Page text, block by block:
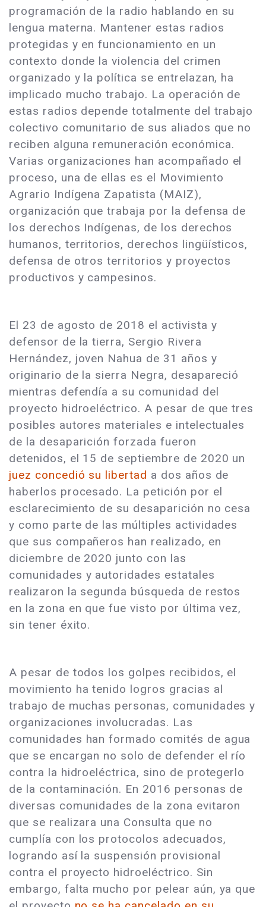
programación de la radio hablando en su
lengua materna. Mantener estas radios
protegidas y en funcionamiento en un
contexto donde la violencia del crimen
organizado y la política se entrelazan, ha
implicado mucho trabajo. La operación de
estas radios depende totalmente del trabajo
colectivo comunitario de sus aliados que no
reciben alguna remuneración económica.
Varias organizaciones han acompañado el
proceso, una de ellas es el Movimiento
Agrario Indígena Zapatista (MAIZ),
organización que trabaja por la defensa de
los derechos Indígenas, de los derechos
humanos, territorios, derechos lingüísticos,
defensa de otros territorios y proyectos
productivos y campesinos.
El 23 de agosto de 2018 el activista y
defensor de la tierra, Sergio Rivera
Hernández, joven Nahua de 31 años y
originario de la sierra Negra, desapareció
mientras defendía a su comunidad del
proyecto hidroeléctrico. A pesar de que tres
posibles autores materiales e intelectuales
de la desaparición forzada fueron
detenidos, el 15 de septiembre de 2020 un
juez concedió su libertad a dos años de
haberlos procesado. La petición por el
esclarecimiento de su desaparición no cesa
y como parte de las múltiples actividades
que sus compañeros han realizado, en
diciembre de 2020 junto con las
comunidades y autoridades estatales
realizaron la segunda búsqueda de restos
en la zona en que fue visto por última vez,
sin tener éxito.
A pesar de todos los golpes recibidos, el
movimiento ha tenido logros gracias al
trabajo de muchas personas, comunidades y
organizaciones involucradas. Las
comunidades han formado comités de agua
que se encargan no solo de defender el río
contra la hidroeléctrica, sino de protegerlo
de la contaminación. En 2016 personas de
diversas comunidades de la zona evitaron
que se realizara una Consulta que no
cumplía con los protocolos adecuados,
logrando así la suspensión provisional
contra el proyecto hidroeléctrico. Sin
embargo, falta mucho por pelear aún, ya que